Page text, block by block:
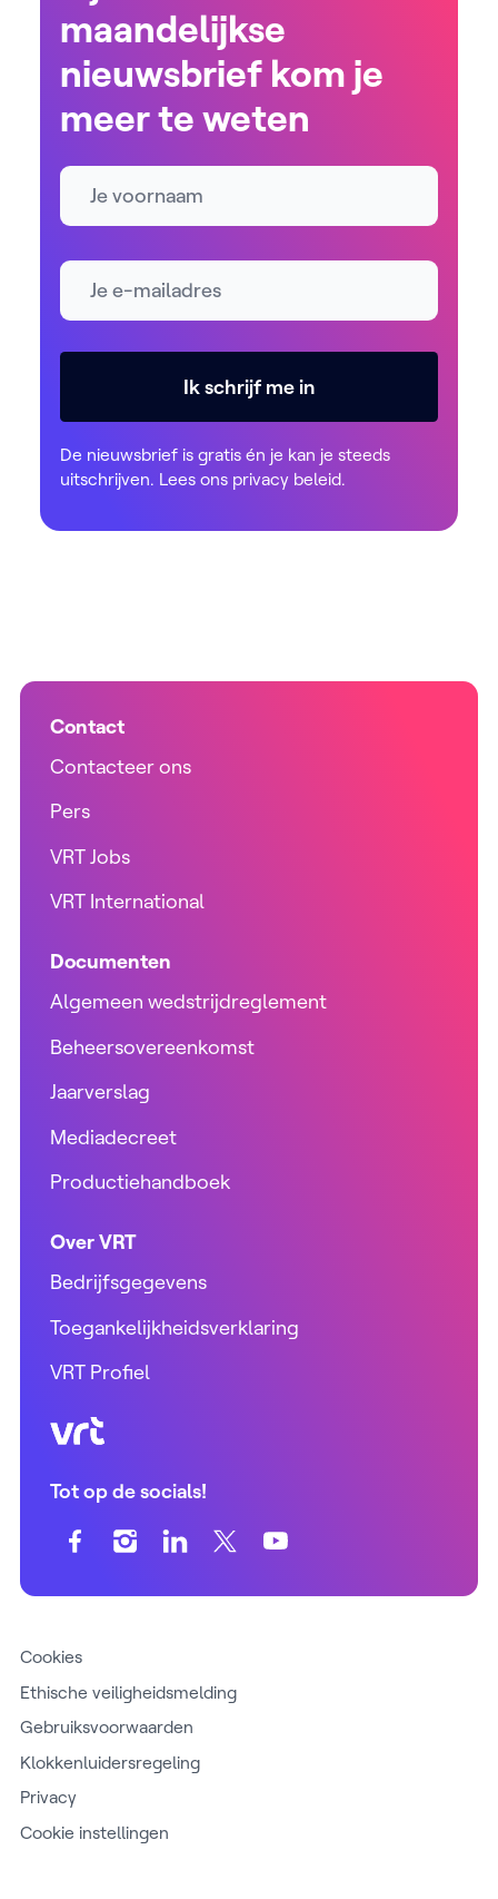
maandelijkse
nieuwsbrief kom je
meer te weten
Naam
E-mailadres *
Ik schrijf me in
De nieuwsbrief is gratis én je kan je steeds
uitschrijven. Lees ons privacy beleid.
Contact
Contacteer ons
Pers
VRT Jobs
VRT International
Documenten
Algemeen wedstrijdreglement
Beheersovereenkomst
Jaarverslag
Mediadecreet
Productiehandboek
Over VRT
Bedrijfsgegevens
Toegankelijkheidsverklaring
VRT Profiel
VRT (home)
Tot op de socials!
Cookies
Ethische veiligheidsmelding
Gebruiksvoorwaarden
Klokkenluidersregeling
Privacy
Cookie instellingen